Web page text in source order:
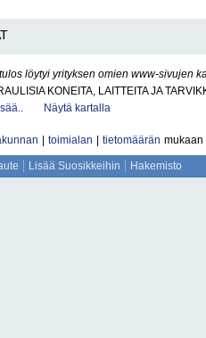
löytyi yrityksen omien www-sivujen
KONEITA, LAITTEITA JA
Näytä kartalla
toimialan tietomäärän mukaan
Lisää Suosikkeihin Hakemisto